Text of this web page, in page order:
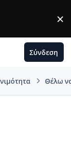
×
Σύνδεση
Θέλω